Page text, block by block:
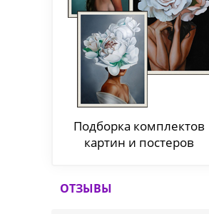
Подборка комплектов
картин и постеров
ОТЗЫВЫ